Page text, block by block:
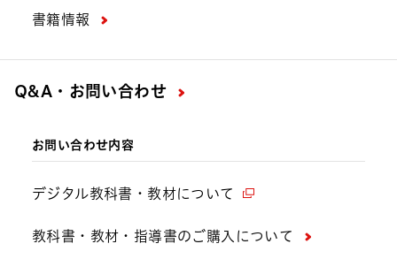
書籍情報
Q&A・お問い合わせ
お問い合わせ内容
デジタル教科書・教材について
教科書・教材・指導書のご購入について